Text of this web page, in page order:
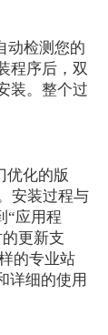
动检测您的
程序后，双
装。整个过
优化的版
安装过程与
“应用程
更新支
的专业站
详细的使用